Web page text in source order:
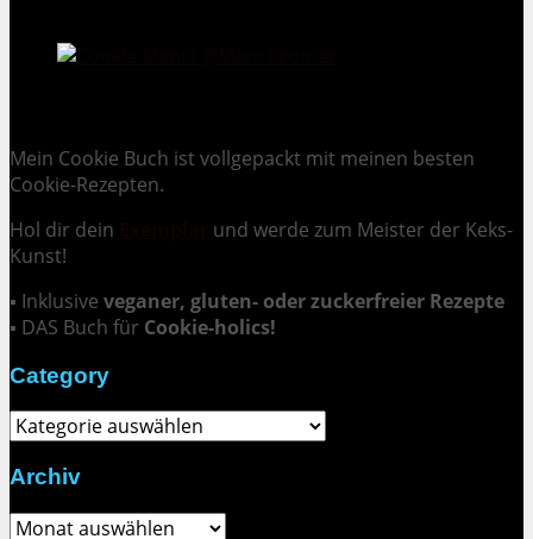
Mein Cookie Buch ist vollgepackt mit meinen besten
Cookie-Rezepten.
Hol dir dein
und werde zum Meister der Keks-
Kunst!
▪ Inklusive veganer, gluten- oder zuckerfreier Rezepte
▪ DAS Buch für Cookie-holics!
Category
Category
Archiv
Archiv